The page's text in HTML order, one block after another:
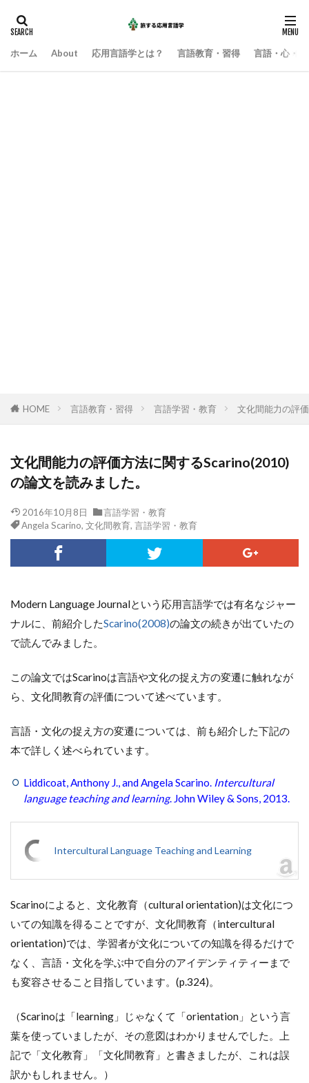
ホーム About 応用言語学とは？ 言語教育・習得 言語・心・
HOME 言語教育・習得 言語学習・教育 文化間能力の評
文化間能力の評価方法に関するScarino(2010)
の論文を読みました。
2016年10月8日
言語学習・教育
Angela Scarino, 文化間教育, 言語学習・教育
Modern Language Journalという応用言語学では有名なジャー
ナルに、前紹介したScarino(2008)の論文の続きが出ていたの
で読んでみました。
この論文ではScarinoは言語や文化の捉え方の変遷に触れなが
ら、文化間教育の評価について述べています。
言語・文化の捉え方の変遷については、前も紹介した下記の
本で詳しく述べられています。
Liddicoat, Anthony J., and Angela Scarino. Intercultural
language teaching and learning. John Wiley & Sons, 2013.
Intercultural Language Teaching and Learning
Scarinoによると、文化教育（cultural orientation)は文化につ
いての知識を得ることですが、文化間教育（intercultural
orientation)では、学習者が文化についての知識を得るだけで
なく、言語・文化を学ぶ中で自分のアイデンティティーまで
も変容させること目指しています。(p.324)。
（Scarinoは「learning」じゃなくて「orientation」という言
葉を使っていましたが、その意図はわかりませんでした。上
記で「文化教育」「文化間教育」と書きましたが、これは誤
訳かもしれません。）